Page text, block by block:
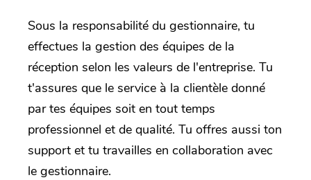
Sous la responsabilité du gestionnaire, tu
effectues la gestion des équipes de la
réception selon les valeurs de l'entreprise. Tu
t'assures que le service à la clientèle donné
par tes équipes soit en tout temps
professionnel et de qualité. Tu offres aussi ton
support et tu travailles en collaboration avec
le gestionnaire.